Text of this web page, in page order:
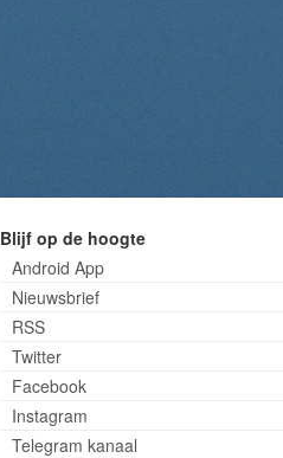
Blijf op de hoogte
Android App
Nieuwsbrief
RSS
Twitter
Facebook
Instagram
Telegram kanaal